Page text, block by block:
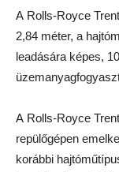
A Rolls-Royce
2,84 méter, a
leadására képes,
A Rolls-Royce
repülőgépen
korábbi